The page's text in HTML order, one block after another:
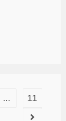
... 11